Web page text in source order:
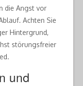
die Angst vor
Achten Sie
Hintergrund,
störungsfreier
und